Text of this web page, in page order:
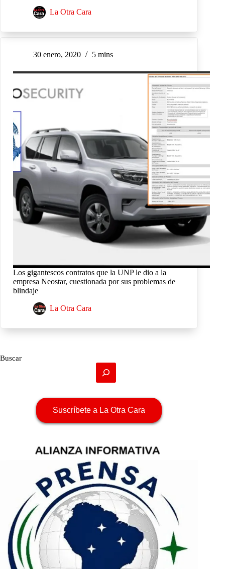
La Otra Cara
30 enero, 2020 5 mins
Los gigantescos contratos que la UNP le dio a la
empresa Neostar, cuestionada por sus problemas de
blindaje
La Otra Cara
Buscar
Suscríbete a La Otra Cara